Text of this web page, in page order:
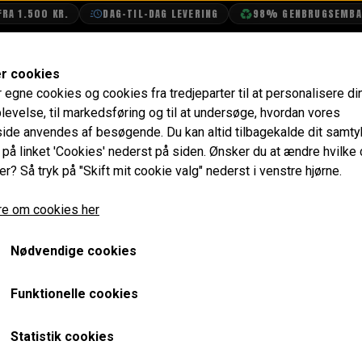
1.500 KR. DAG-TIL-DAG LEVERING 98%
Tænding Strømfordeler Rotor, Strømfordeler
Rotor, Strømfordeler
Varenummer: GRA2101HQ
Kan holde til høje omdrejninger
Forventet leveringstid:
−
cookies
egne cookies og cookies fra tredjeparter til at personalisere
til markedsføring og til at undersøge, hvordan vores
anvendes af besøgende. Du kan altid tilbagekalde dit
linket 'Cookies' nederst på siden. Ønsker du at ændre hvilke
Så tryk på "Skift mit cookie valg" nederst i venstre hjørne.
om cookies her
Nødvendige cookies
Funktionelle cookies
Statistik cookies